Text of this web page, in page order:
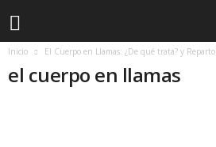
Inicio El Cuerpo en Llamas: ¿De qué trata? y Reparto
el cuerpo en llamas